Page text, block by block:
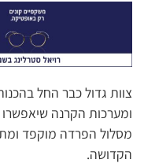
צוות גדול כבר החל
ומערכות הקרנה שיאפשרו
מסלול הפרדה מוקפד
הקדושה.